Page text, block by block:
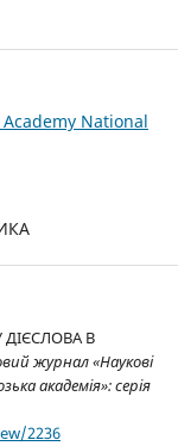
National
В
журнал «Наукові
академія»: серія
2236